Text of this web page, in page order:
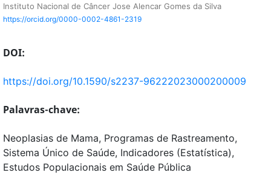
Instituto Nacional de Câncer Jose Alencar Gomes da Silva
https://orcid.org/0000-0002-4861-2319
DOI:
https://doi.org/10.1590/s2237-96222023000200009
Palavras-chave:
Neoplasias de Mama, Programas de Rastreamento,
Sistema Único de Saúde, Indicadores (Estatística),
Estudos Populacionais em Saúde Pública